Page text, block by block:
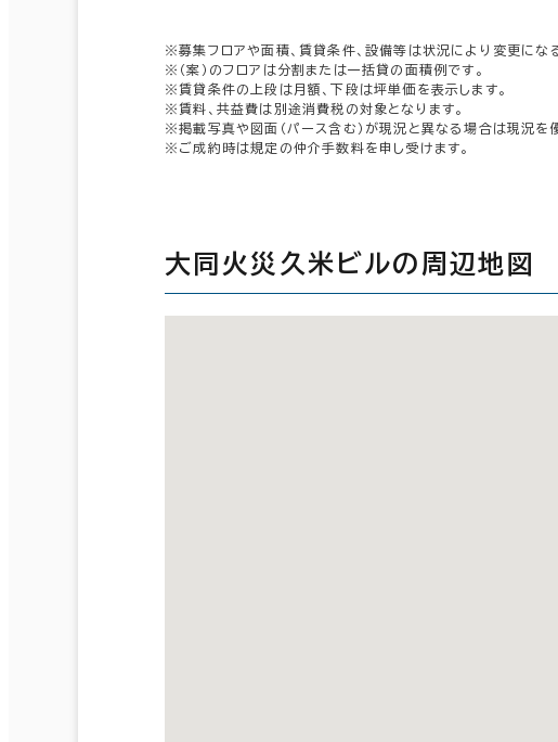
※募集フロアや面積、賃貸条件、設備等は状況により変更にな
※（案）のフロアは分割または一括貸の面積例です。
※賃貸条件の上段は月額、下段は坪単価を表示します。
※賃料、共益費は別途消費税の対象となります。
※掲載写真や図面（パース含む）が現況と異なる場合は現況を優
※ご成約時は規定の仲介手数料を申し受けます。
大同火災久米ビルの周辺地図